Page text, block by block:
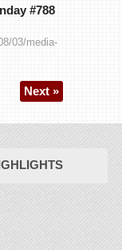
#788
03/media-
Next »